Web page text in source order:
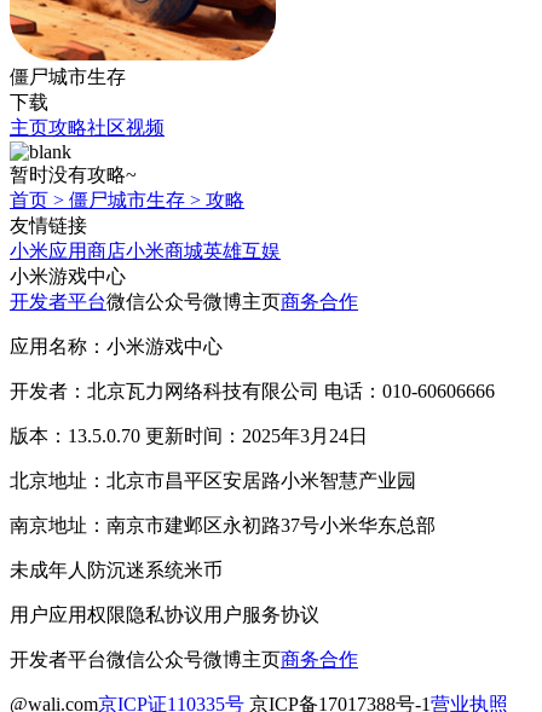
僵尸城市生存
下载
主页攻略社区视频
暂时没有攻略~
首页 > 僵尸城市生存 > 攻略
友情链接
小米应用商店小米商城英雄互娱
小米游戏中心
开发者平台微信公众号微博主页商务合作
应用名称：小米游戏中心
开发者：北京瓦力网络科技有限公司 电话：010-60606666
版本：13.5.0.70 更新时间：2025年3月24日
北京地址：北京市昌平区安居路小米智慧产业园
南京地址：南京市建邺区永初路37号小米华东总部
未成年人防沉迷系统米币
用户应用权限隐私协议用户服务协议
开发者平台微信公众号微博主页商务合作
@wali.com京ICP证110335号 京ICP备17017388号-1营业执照